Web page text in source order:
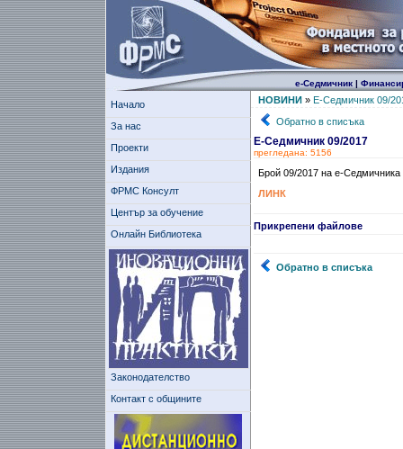
е-Седмичник|
Начало
За нас
Проекти
Издания
ФРМС Консулт
Център за обучение
Онлайн Библиотека
Законодателство
Контакт с общините
НОВИНИ» Е-Седмичник 09/
Обратно в списъка
Е-Седмичник 09/2017
прегледана: 5156
Брой 09/2017 на е-
ЛИНК
Прикрепени файлове
Обратно в списъка